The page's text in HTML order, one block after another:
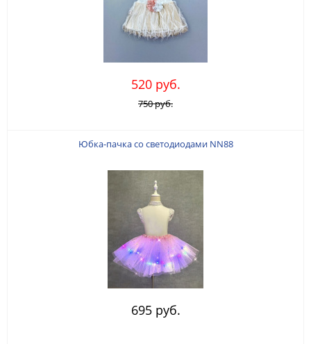
520 руб.
750 руб.
Юбка-пачка со светодиодами NN88
695 руб.